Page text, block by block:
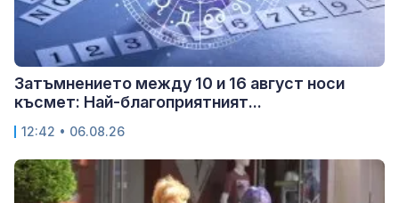
Затъмнението между 10 и 16 август носи
късмет: Най-благоприятният...
12:42 • 06.08.26